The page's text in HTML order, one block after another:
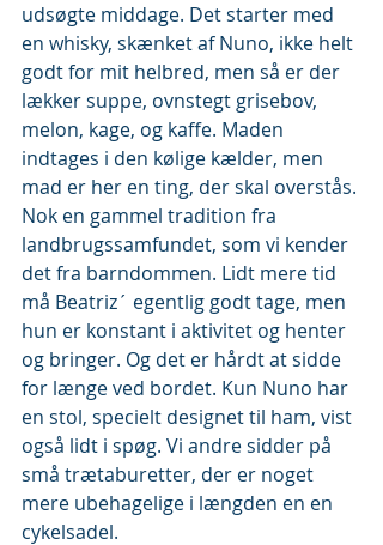
udsøgte middage. Det starter med
en whisky, skænket af Nuno, ikke helt
godt for mit helbred, men så er der
lækker suppe, ovnstegt grisebov,
melon, kage, og kaffe. Maden
indtages i den kølige kælder, men
mad er her en ting, der skal overstås.
Nok en gammel tradition fra
landbrugssamfundet, som vi kender
det fra barndommen. Lidt mere tid
må Beatriz´ egentlig godt tage, men
hun er konstant i aktivitet og henter
og bringer. Og det er hårdt at sidde
for længe ved bordet. Kun Nuno har
en stol, specielt designet til ham, vist
også lidt i spøg. Vi andre sidder på
små trætaburetter, der er noget
mere ubehagelige i længden en en
cykelsadel.